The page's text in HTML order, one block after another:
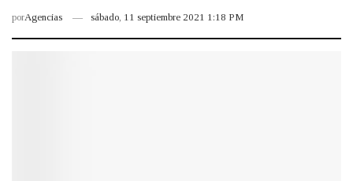
porAgencias sábado, 11 septiembre 2021 1:18 PM